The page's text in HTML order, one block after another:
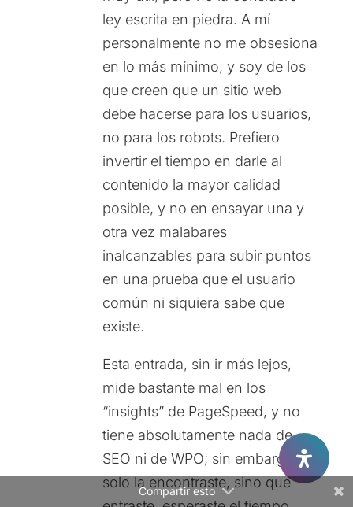
ley escrita en piedra. A mí
personalmente no me obsesiona
en lo más mínimo, y soy de los
que creen que un sitio web
debe hacerse para los usuarios,
no para los robots. Prefiero
invertir el tiempo en darle al
contenido la mayor calidad
posible, y no en ensayar una y
otra vez malabares
inalcanzables para subir puntos
en una prueba que el usuario
común ni siquiera sabe que
existe.
Esta entrada, sin ir más lejos,
mide bastante mal en los
“insights” de PageSpeed, y no
tiene absolutamente nada de
SEO ni de WPO; sin embargo no
solo la encontraste, sino que
Compartir esto
Facebook
LinkedIn